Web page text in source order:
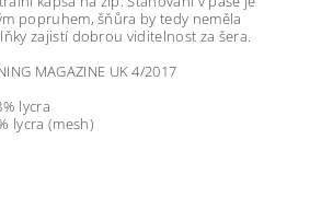
popruhem, šňůra by tedy neměla
zajistí dobrou viditelnost za šera.
MAGAZINE UK 4/2017
lycra
lycra (mesh)